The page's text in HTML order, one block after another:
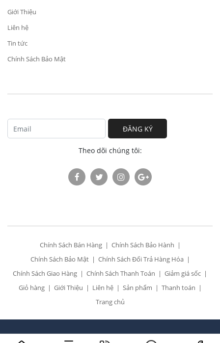
Giới Thiệu
Liên hệ
Tin tức
Chính Sách Bảo Mật
ĐĂNG KÝ
Theo dõi chúng tôi:
Chính Sách Bán Hàng
Chính Sách Bảo Hành
Chính Sách Bảo Mật
Chính Sách Đổi Trả Hàng Hóa
Chính Sách Giao Hàng
Chính Sách Thanh Toán
Giảm giá sốc
Giỏ hàng
Giới Thiệu Liên hệ Sản phẩm
Thanh toán
Trang chủ
All Rights Reserved. Designed bySiêu thị điện 24h